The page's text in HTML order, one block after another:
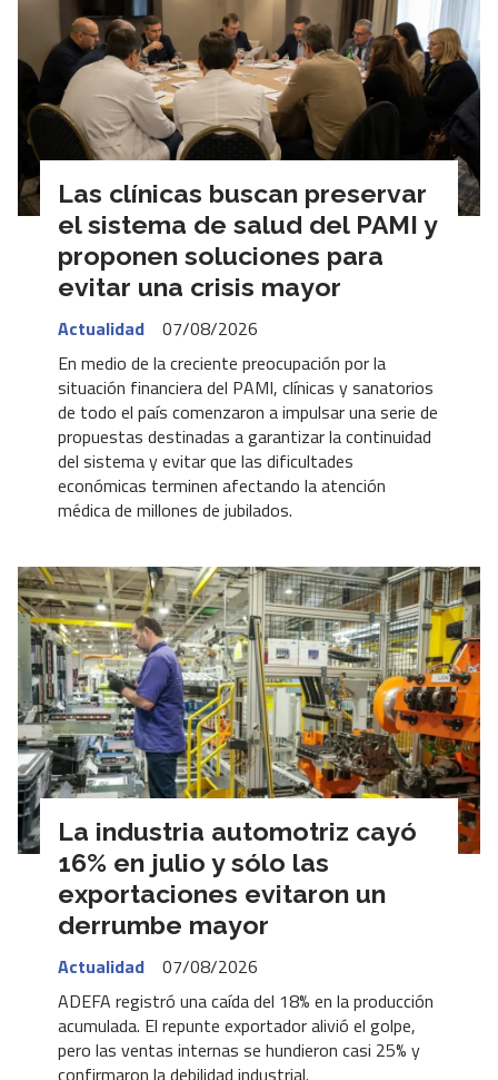
Las clínicas buscan preservar
el sistema de salud del PAMI y
proponen soluciones para
evitar una crisis mayor
Actualidad
07/08/2026
En medio de la creciente preocupación por la
situación financiera del PAMI, clínicas y sanatorios
de todo el país comenzaron a impulsar una serie de
propuestas destinadas a garantizar la continuidad
del sistema y evitar que las dificultades
económicas terminen afectando la atención
médica de millones de jubilados.
La industria automotriz cayó
16% en julio y sólo las
exportaciones evitaron un
derrumbe mayor
Actualidad
07/08/2026
ADEFA registró una caída del 18% en la producción
acumulada. El repunte exportador alivió el golpe,
pero las ventas internas se hundieron casi 25% y